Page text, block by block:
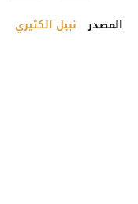
المصدر نبيل الكثيري